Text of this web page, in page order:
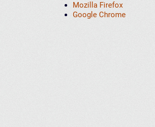
Mozilla Firefox
Google Chrome